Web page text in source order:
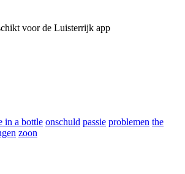
voor de Luisterrijk app
in a bottle onschuld passie problemen the
zoon